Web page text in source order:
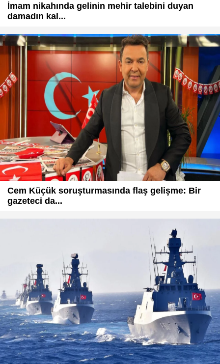
İmam nikahında gelinin mehir talebini duyan
damadın kal...
Cem Küçük soruşturmasında flaş gelişme: Bir
gazeteci da...